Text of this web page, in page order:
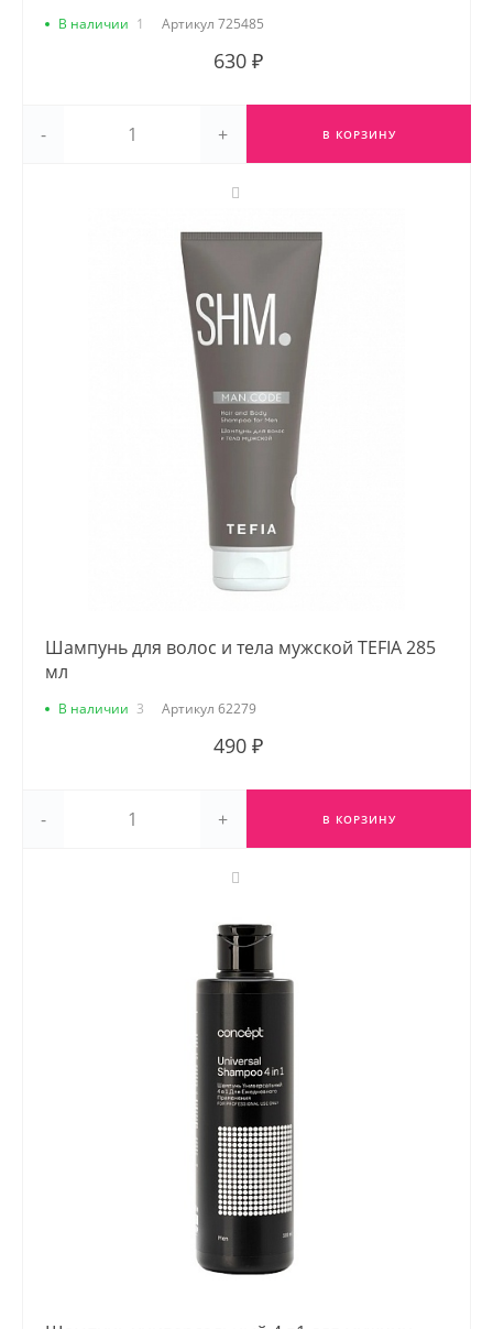
В наличии 1 Артикул 725485
630 ₽
- + В КОРЗИНУ
Шампунь для волос и тела мужской TEFIA 285
мл
В наличии 3 Артикул 62279
490 ₽
- + В КОРЗИНУ